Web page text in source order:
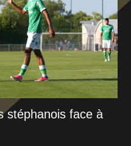
stéphanois face à